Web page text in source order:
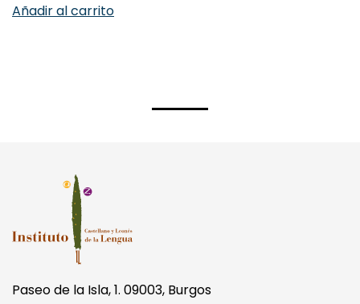
Añadir al carrito
Paseo de la Isla, 1. 09003, Burgos